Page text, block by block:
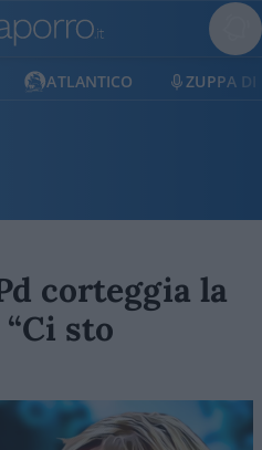
ATLANTICO ZUPPA DI
corteggia la
sto